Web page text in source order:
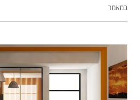
במאמר